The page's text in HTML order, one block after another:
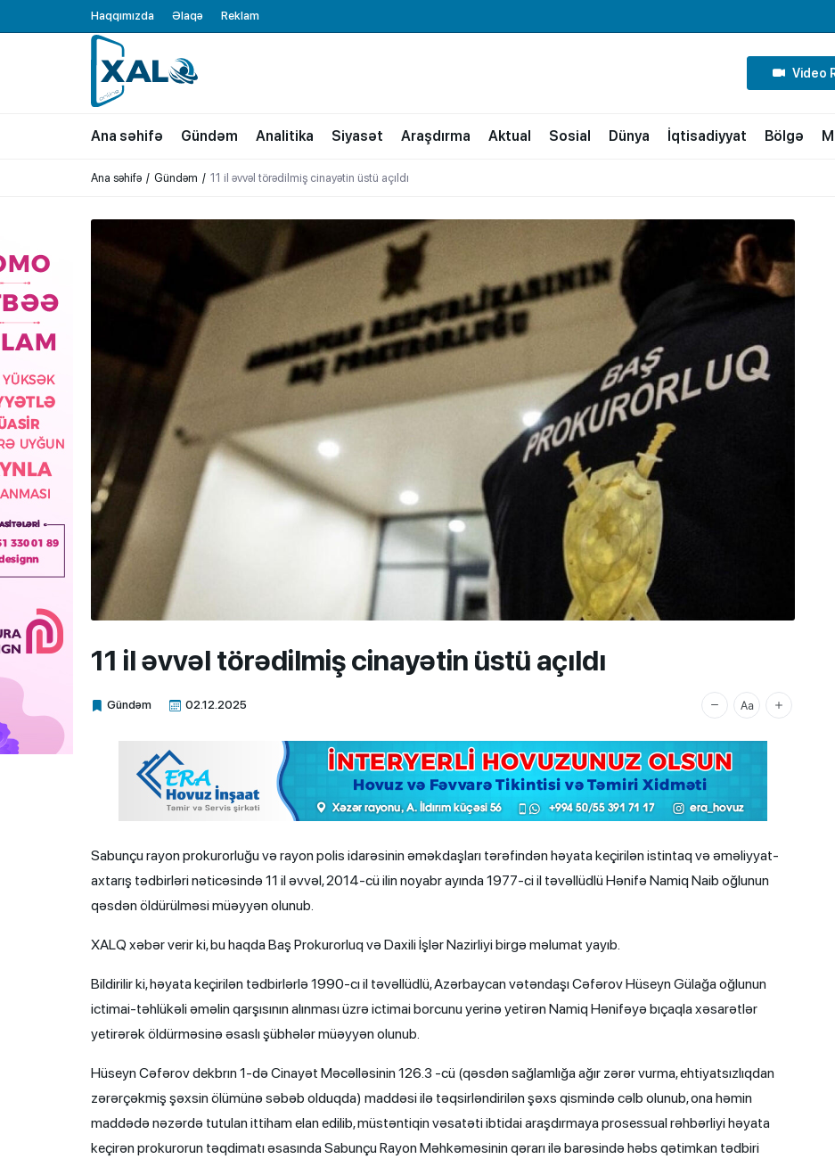
Haqqımızda Əlaqə Reklam
XALQ.ONLINE
ONLAYN PLATFORMA
Video
Ana səhifə Gündəm Analitika Siyasət Araşdırma Aktual Sosial Dünya İqtisadiyyat Bölgə
Ana səhifə Gündəm 11 il əvvəl törədilmiş cinayətin üstü açıldı
11 il əvvəl törədilmiş cinayətin üstü açıldı
Gündəm 02.12.2025
Xalq.Online
Sabunçu rayon prokurorluğu və rayon polis idarəsinin əməkdaşları tərəfindən həyata keçirilən istintaq və əməliyyat-
axtarış tədbirləri nəticəsində 11 il əvvəl, 2014-cü ilin noyabr ayında 1977-ci il təvəllüdlü Hənifə Namiq Naib oğlunun
qəsdən öldürülməsi müəyyən olunub.
XALQ xəbər verir ki, bu haqda Baş Prokurorluq və Daxili İşlər Nazirliyi birgə məlumat yayıb.
Bildirilir ki, həyata keçirilən tədbirlərlə 1990-cı il təvəllüdlü, Azərbaycan vətəndaşı Cəfərov Hüseyn Gülağa oğlunun
ictimai-təhlükəli əməlin qarşısının alınması üzrə ictimai borcunu yerinə yetirən Namiq Hənifəyə bıçaqla xəsarətlər
yetirərək öldürməsinə əsaslı şübhələr müəyyən olunub.
Hüseyn Cəfərov dekbrın 1-də Cinayət Məcəlləsinin 126.3 -cü (qəsdən sağlamlığa ağır zərər vurma, ehtiyatsızlıqdan
zərərçəkmiş şəxsin ölümünə səbəb olduqda) maddəsi ilə təqsirləndirilən şəxs qismində cəlb olunub, ona həmin
maddədə nəzərdə tutulan ittiham elan edilib, müstəntiqin vəsatəti ibtidai araşdırmaya prosessual rəhbərliyi həyata
keçirən prokurorun təqdimatı əsasında Sabunçu Rayon Məhkəməsinin qərarı ilə barəsində həbs qətimkan tədbiri